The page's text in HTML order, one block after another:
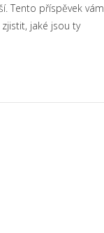
Tento příspěvek vám
jaké jsou ty